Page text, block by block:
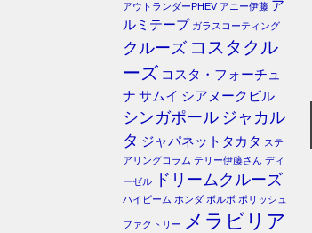
アウトランダーPHEV アニー伊藤 ア
ルミテープ ガラスコーティング
クルーズ コスタクル
ーズ コスタ・フォーチュ
ナ サムイ シアヌークビル
シンガポール ジャカル
タ ジャパネットタカタ ステ
アリングコラム テリー伊藤さん ディ
ーゼル
ドリームクルーズ
ハイビーム ホンダ ボルボ ポリッシュ
ファクトリー メラビリア